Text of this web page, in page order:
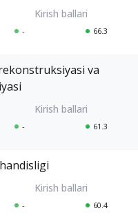
- 66.3
va
- 61.3
- 60.4